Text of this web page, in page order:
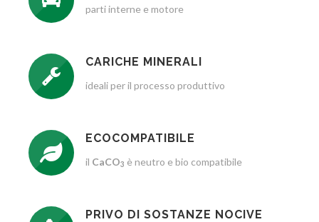
parti interne e motore
CARICHE MINERALI
ideali per il processo produttivo
ECOCOMPATIBILE
il CaCO3 è neutro e bio compatibile
PRIVO DI SOSTANZE NOCIVE